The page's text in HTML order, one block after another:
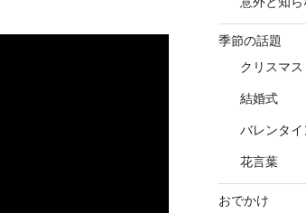
季節の話題
クリスマス
結婚式
バレンタイ
花言葉
おでかけ